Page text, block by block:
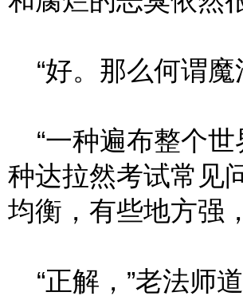
“好。那么何谓魔
“一种遍布整个世
种达拉然考试常见
均衡，有些地方强
“正解，”老法师